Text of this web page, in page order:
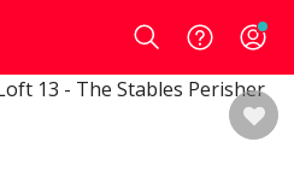
Login